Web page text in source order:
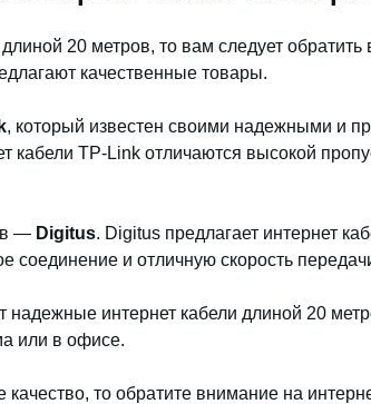
20 метров, то вам следует
качественные товары.
, который известен своими надежными и
кабели TP-Link отличаются высокой
— Digitus. Digitus предлагает интернет
соединение и отличную скорость
надежные интернет кабели длиной 20
или в офисе.
то обратите внимание на